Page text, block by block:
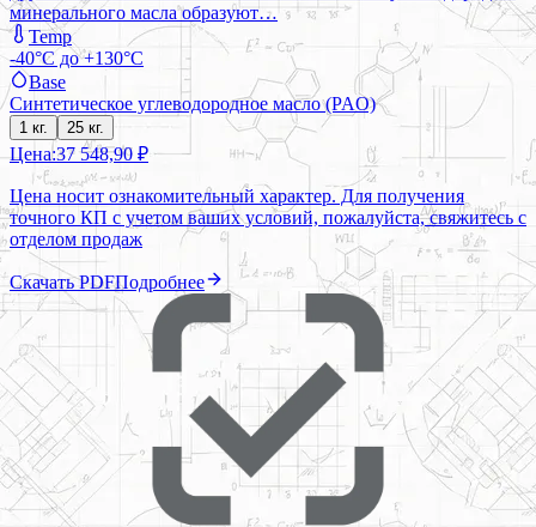
минерального масла образуют…
Temp
-40°C до +130°C
Base
Синтетическое углеводородное масло (PAO)
1 кг. 25 кг.
Цена:37 548,90 ₽
Цена носит ознакомительный характер. Для получения
точного КП с учетом ваших условий, пожалуйста, свяжитесь с
отделом продаж
Скачать PDFПодробнее